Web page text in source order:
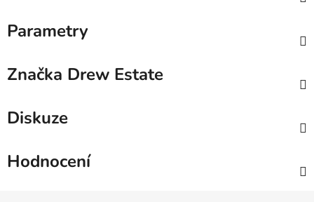
Parametry
Značka Drew Estate
Diskuze
Hodnocení